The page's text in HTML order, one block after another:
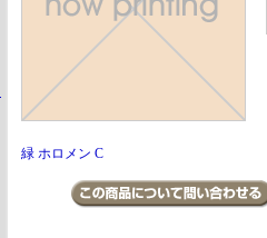
緑 ホロメン C